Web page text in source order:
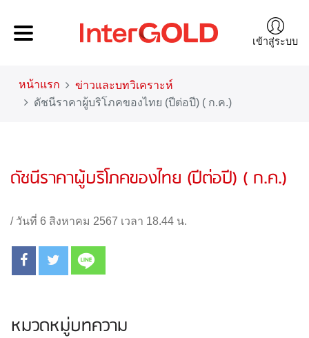
เข้าสู่ระบบ
หน้าแรก
ข่าวและบทวิเคราะห์
ดัชนีราคาผู้บริโภคของไทย (ปีต่อปี) ( ก.ค.)
ดัชนีราคาผู้บริโภคของไทย (ปีต่อปี) ( ก.ค.)
/ วันที่ 6 สิงหาคม 2567 เวลา 18.44 น.
หมวดหมู่บทความ